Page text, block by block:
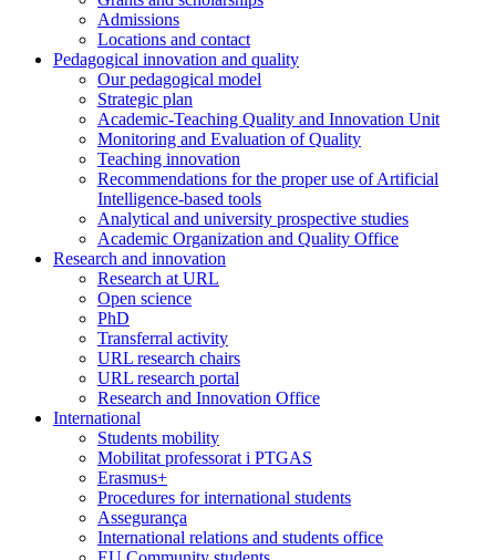
Admissions
Locations and contact
Pedagogical innovation and quality
Our pedagogical model
Strategic plan
Academic-Teaching Quality and Innovation Unit
Monitoring and Evaluation of Quality
Teaching innovation
Recommendations for the proper use of Artificial
Intelligence-based tools
Analytical and university prospective studies
Academic Organization and Quality Office
Research and innovation
Research at URL
Open science
PhD
Transferral activity
URL research chairs
URL research portal
Research and Innovation Office
International
Students mobility
Mobilitat professorat i PTGAS
Erasmus+
Procedures for international students
Assegurança
International relations and students office